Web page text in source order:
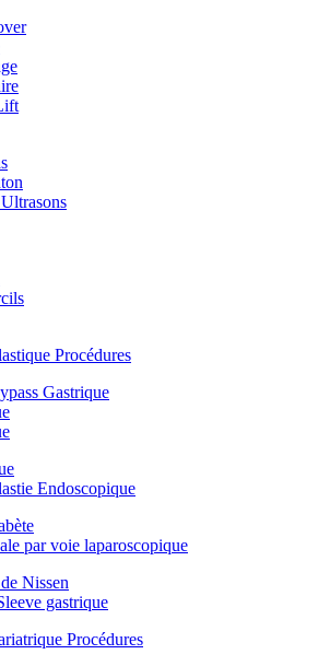
Procédures
Gastrique
Endoscopique
par voie laparoscopique
Nissen
gastrique
Procédures